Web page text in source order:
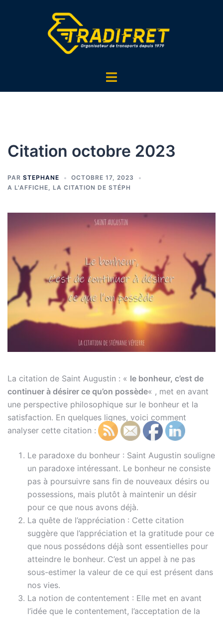
Ouvrir/fermer
Citation octobre 2023
PAR STEPHANE
OCTOBRE 17, 2023
A L'AFFICHE, LA CITATION DE STÉPH
La citation de Saint Augustin : « le bonheur, c’est de
continuer à désirer ce qu’on possède« , met en avant
une perspective philosophique sur le bonheur et la
satisfaction. En quelques lignes, voici comment
analyser cette citation :
Le paradoxe du bonheur : Saint Augustin souligne
un paradoxe intéressant. Le bonheur ne consiste
pas à poursuivre sans fin de nouveaux désirs ou
possessions, mais plutôt à maintenir un désir
pour ce que nous avons déjà.
La quête de l’appréciation : Cette citation
suggère que l’appréciation et la gratitude pour ce
que nous possédons déjà sont essentielles pour
atteindre le bonheur. C’est un appel à ne pas
sous-estimer la valeur de ce qui est présent dans
nos vies.
La notion de contentement : Elle met en avant
l’idée que le contentement, l’acceptation de la